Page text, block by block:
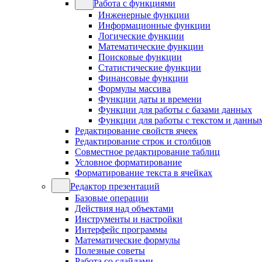
Работа с функциями
Инженерные функции
Информационные функции
Логические функции
Математические функции
Поисковые функции
Статистические функции
Финансовые функции
Формулы массива
Функции даты и времени
Функции для работы с базами данных
Функции для работы с текстом и
Редактирование свойств ячеек
Редактирование строк и столбцов
Совместное редактирование таблиц
Условное форматирование
Форматирование текста в ячейках
Редактор презентаций
Базовые операции
Действия над объектами
Инструменты и настройки
Интерфейс программы
Математические формулы
Полезные советы